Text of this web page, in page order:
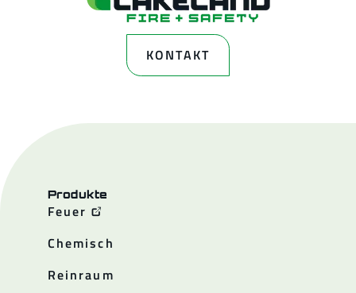
KONTAKT
Produkte
Feuer
Chemisch
Reinraum